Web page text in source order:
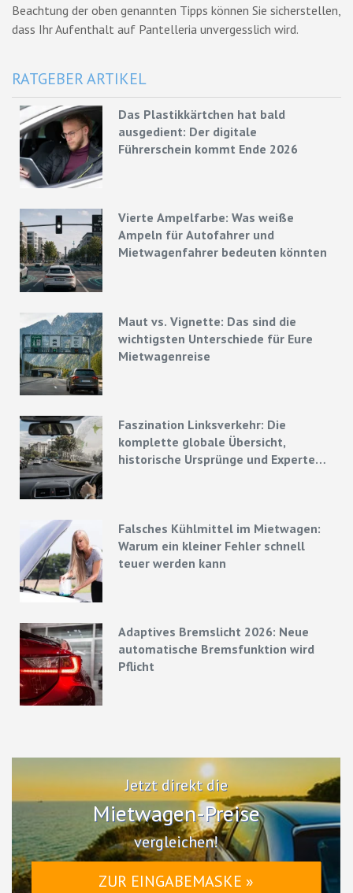
Beachtung der oben genannten Tipps können Sie sicherstellen,
dass Ihr Aufenthalt auf Pantelleria unvergesslich wird.
RATGEBER ARTIKEL
Das Plastikkärtchen hat bald
ausgedient: Der digitale
Führerschein kommt Ende 2026
Vierte Ampelfarbe: Was weiße
Ampeln für Autofahrer und
Mietwagenfahrer bedeuten könnten
Maut vs. Vignette: Das sind die
wichtigsten Unterschiede für Eure
Mietwagenreise
Faszination Linksverkehr: Die
komplette globale Übersicht,
historische Ursprünge und Experten-
Falsches Kühlmittel im Mietwagen:
Warum ein kleiner Fehler schnell
teuer werden kann
Adaptives Bremslicht 2026: Neue
automatische Bremsfunktion wird
Pflicht
Jetzt direkt die
Mietwagen-Preise
vergleichen!
ZUR EINGABEMASKE »